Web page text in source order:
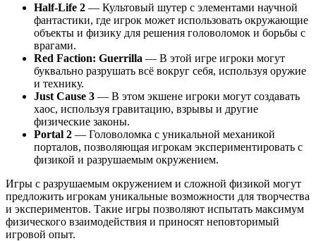
Half-Life 2 — Культовый шутер с элементами научной
фантастики, где игрок может использовать окружающие
объекты и физику для решения головоломок и борьбы с
врагами.
Red Faction: Guerrilla — В этой игре игроки могут
буквально разрушать всё вокруг себя, используя оружие
и технику.
Just Cause 3 — В этом экшене игроки могут создавать
хаос, используя гравитацию, взрывы и другие
физические законы.
Portal 2 — Головоломка с уникальной механикой
порталов, позволяющая игрокам экспериментировать с
физикой и разрушаемым окружением.
Игры с разрушаемым окружением и сложной физикой могут
предложить игрокам уникальные возможности для творчества
и экспериментов. Такие игры позволяют испытать максимум
физического взаимодействия и приносят неповторимый
игровой опыт.